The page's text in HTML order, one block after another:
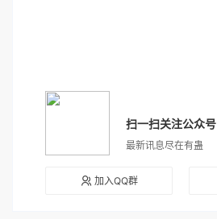
扫一扫关注公众号
最新讯息尽在有蛊
加入QQ群